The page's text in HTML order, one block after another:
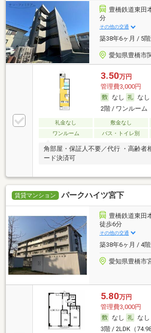
豊橋鉄道東田
分
その他の交通
築38年6ヶ月 / 5
愛知県豊橋市
3.50万円
管理費3,000円
なし
なし
2階 / ワンルーム
礼金なし 敷金なし
ワンルーム
バス・トイレ別
角部屋・保証人不要／代行 ・高齢者
ード決済可
賃貸マンション パークハイツ宮下
豊橋鉄道東田
徒歩6分
その他の交通
築38年6ヶ月 / 4
愛知県豊橋市
5.80万円
管理費3,000円
なし
なし
3階 / 2LDK（